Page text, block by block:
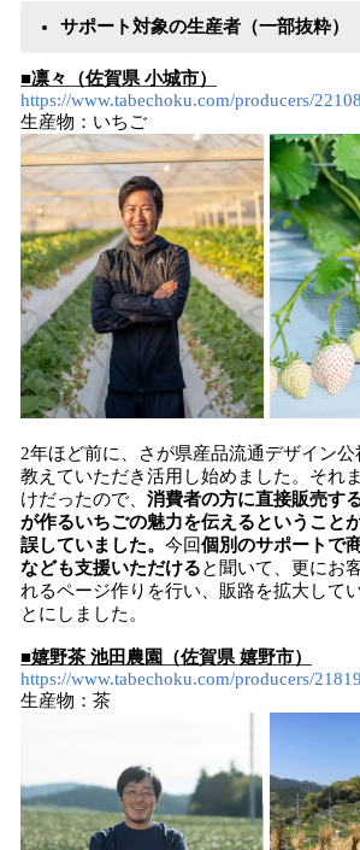
サポート対象の生産者（一部抜粋）
■凛々（佐賀県 小城市）
https://www.tabechoku.com/producers/22108
生産物：いちご
2年ほど前に、さが県産品流通デザイン
教えていただき活用し始めました。それ
けだったので、 消費者の方に直接販売す
が作るいちごの魅力を伝えるということ
誤していました。 今回個別のサポートで
なども支援いただけると聞いて、更にお
れるページ作りを行い、販路を拡大して
とにしました。
■嬉野茶 池田農園（佐賀県 嬉野市）
https://www.tabechoku.com/producers/21819
生産物：茶